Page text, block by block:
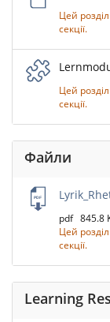
Цей
секції.
Цей
секції.
Файли
pdf 845.8
Цей
секції.
Learning